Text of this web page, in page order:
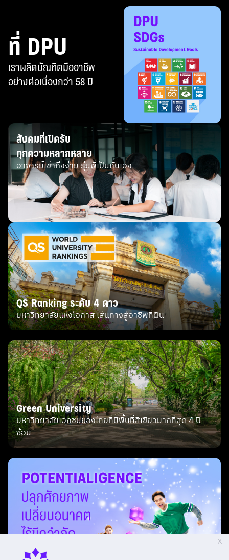
X
ศึกษาเพิ่มเติม เช่น หลักสูตรผู้ช่วยพยาบาล หรือ ใบรับรองการ
ทำงานในสายงานสุขภาพและความงามไม่ต่ำกว่า 1 ปี
3.วุฒิการศึกษา (ใบเกรด ถ้าไม่มี สามารถยื่นภายหลังได้ ก่อน
เปิดเทอม)
ไม่ใช้ GatPat ใช้เกรด 5- 6 เทอม ก็สมัครได้เลย และไม่กำหนด
เกรดขั้นต่ำ
4.สำหรับผู้สมัครภาคพิเศษ ต้องมีเอกสารวุฒิการ
ศึกษาเพิ่มเติม เช่น หลักสูตรผู้ช่วยพยาบาล หรือ ใบรับรองการ
ทำงานในสายงานสุขภาพและความงามไม่ต่ำกว่า 1 ปี"
2 แต่งกายชุดนักศึกษาไม่ตรงกับเพศสภาพได้หรือไม่ ได้
3 มีทุนการศึกษา/โปรโมชั่นอะไรบ้าง (เฉพาะผู้สมัครภาคปกติ)
สมัครและมอบตัว 40 คนแรก รับทุนส่วนลดค่าเทอมพิเศษ
40,000 บาท พร้อม Ipad 1 เครื่อง
4 คุณสมบัติผู้สมัครเรียน ภาคปกติ เป็นผู้จบการศึกษาในวุฒิ
ม.6 / กศน / ปวช หรือเทียบเท่า
"ภาคพิเศษ (มีข้อใดข้อหนึ่ง ดังนี้)
จบปวส. หรือ จบปริญญาตรีมาแล้ว
จบหลักสูตรผู้ช่วยพยาบาล
มีประสบการณ์ทำงานในสายงานสุขภาพและความงามไม่
ต่ำกว่า 2 ปี"
5 จุดเด่นหลักสูตร " เป็นหลักสูตรแรกๆในประเทศไทยที่
เปิดสอนเกี่ยวกับการบูรณาการศาสตร์ทางด้านการดูแล
สุขภาพและความงามที่น่าสนใจเอาไว้ด้วยกัน
มีหน่วยงานพันธมิตรทางด้านสุขภาพและความงาม อาทิ
เช่น โรงพยาบาลผิวหนังอโศก Panpuri ฯลฯ ที่ให้การ
รองรับการฝึกงานและการทำงานหลังจากที่จบการศึกษา
เรียนจริง ปฏิบัติจริงใน facility ที่ครบครันและทันสมัย
และเรียนรู้และฝึกงานในสถานประกอบการจริง
เป็น Wellness therapist มีงานรองรับ รายได้สูง เป็นที่
ต้องการทั่วโลก สายงานแห่งอนาคต
ได้รับใบประกาศนียบัตรมาตรฐานฝีมือแรงงานแห่งชาติ
ในด้านต่างๆ เช่น การนวดไทย สปาตะวันตก
เป็นสาขาอาชีพที่ตลาดแรงงานด้านสุขภาพกำลังมาแรง
และเป็นที่ต้องการสูง
อยู่ในเทรนด์ธุรกิจที่ไม่เคยตกเทรนด์ e.g. cosmetic,
เน้นการลงมือทำ สร้างพัฒนาผลิตภัณฑ์
ไม่ต้องจบวิทย์ก็เรียนได้"
6 จบไปทำงานอะไร "- ทำงานในคลินิกความงามและชะลอ
วัย (Medical Aesthetic & Anti-aging Clinic)
ทำงานใน Wellness Center เช่น Wellness therapist,
Advisor, Supervisor, Manager, Regional manager
ทำงานใน Wellness Center เช่น Wellness therapist,
Advisor, Supervisor, Manager, Regional manager
ทำงานในโรงพยาบาล ศูนย์ออกกำลังกาย สปาชั้นนำใน
และต่างประเทศ
เป็นเจ้าของกิจการ Beauty and cosmetic product,
กิจการ Health & Wellness หรือกิจการ Aesthetic &
Anti-aging Clinic
ที่ DPU
เราผลิตบัณฑิตมืออาชีพ
อย่างต่อเนื่องกว่า 58 ปี
สังคมที่เปิดรับ
ทุกความหลากหลาย
อาจารย์เข้าถึงง่าย รุ่นพี่เป็นกันเอง
QS Ranking ระดับ 4 ดาว
มหาวิทยาลัยแห่งโอกาส เส้นทางสู่อาชีพที่ฝัน
Green University
มหาวิทยาลัยเอกชนของไทยที่มีพื้นที่สีเขียวมากที่สุด 4 ปี
ซ้อน